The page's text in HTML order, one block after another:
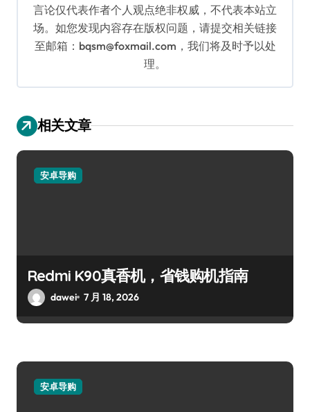
言论仅代表作者个人观点绝非权威，不代表本站立
场。如您发现内容存在版权问题，请提交相关链接
至邮箱：bqsm@foxmail.com，我们将及时予以处
理。
相关文章
安卓导购
Redmi K90真香机，省钱购机指南
dawei 7 月 18, 2026
安卓导购